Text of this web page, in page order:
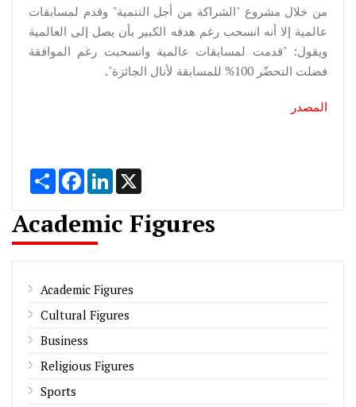
من خلال مشروع "الشراكة من أجل التنمية" وقدم لمسابقات
عالمية إلا أنه انسحب رغم هدفه الكبير بأن يصل إلى العالمية
ويقول: "قدمت لمسابقات عالمية وانسحبت رغم الموافقة
فضلت التحضّر 100% للمسابقة لأنال الجائزة".
المصدر
Share FacebookLinkedIn
Academic Figures
Academic Figures
Cultural Figures
Business
Religious Figures
Sports